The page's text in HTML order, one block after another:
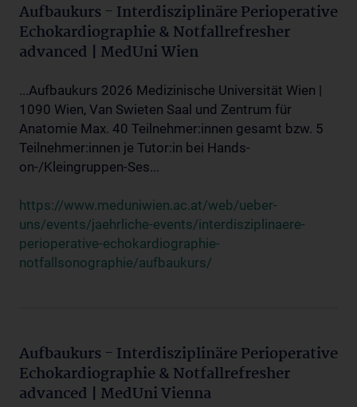
Aufbaukurs - Interdisziplinäre Perioperative
Echokardiographie & Notfallrefresher
advanced | MedUni Wien
...Aufbaukurs 2026 Medizinische Universität Wien |
1090 Wien, Van Swieten Saal und Zentrum für
Anatomie Max. 40 Teilnehmer:innen gesamt bzw. 5
Teilnehmer:innen je Tutor:in bei Hands-
on-/Kleingruppen-Ses...
https://www.meduniwien.ac.at/web/ueber-
uns/events/jaehrliche-events/interdisziplinaere-
perioperative-echokardiographie-
notfallsonographie/aufbaukurs/
Aufbaukurs - Interdisziplinäre Perioperative
Echokardiographie & Notfallrefresher
advanced | MedUni Vienna